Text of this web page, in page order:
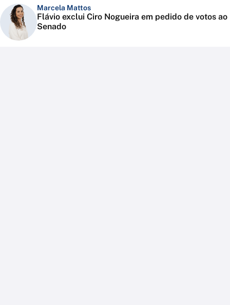
Marcela Mattos
Flávio exclui Ciro Nogueira em pedido de votos ao
Senado